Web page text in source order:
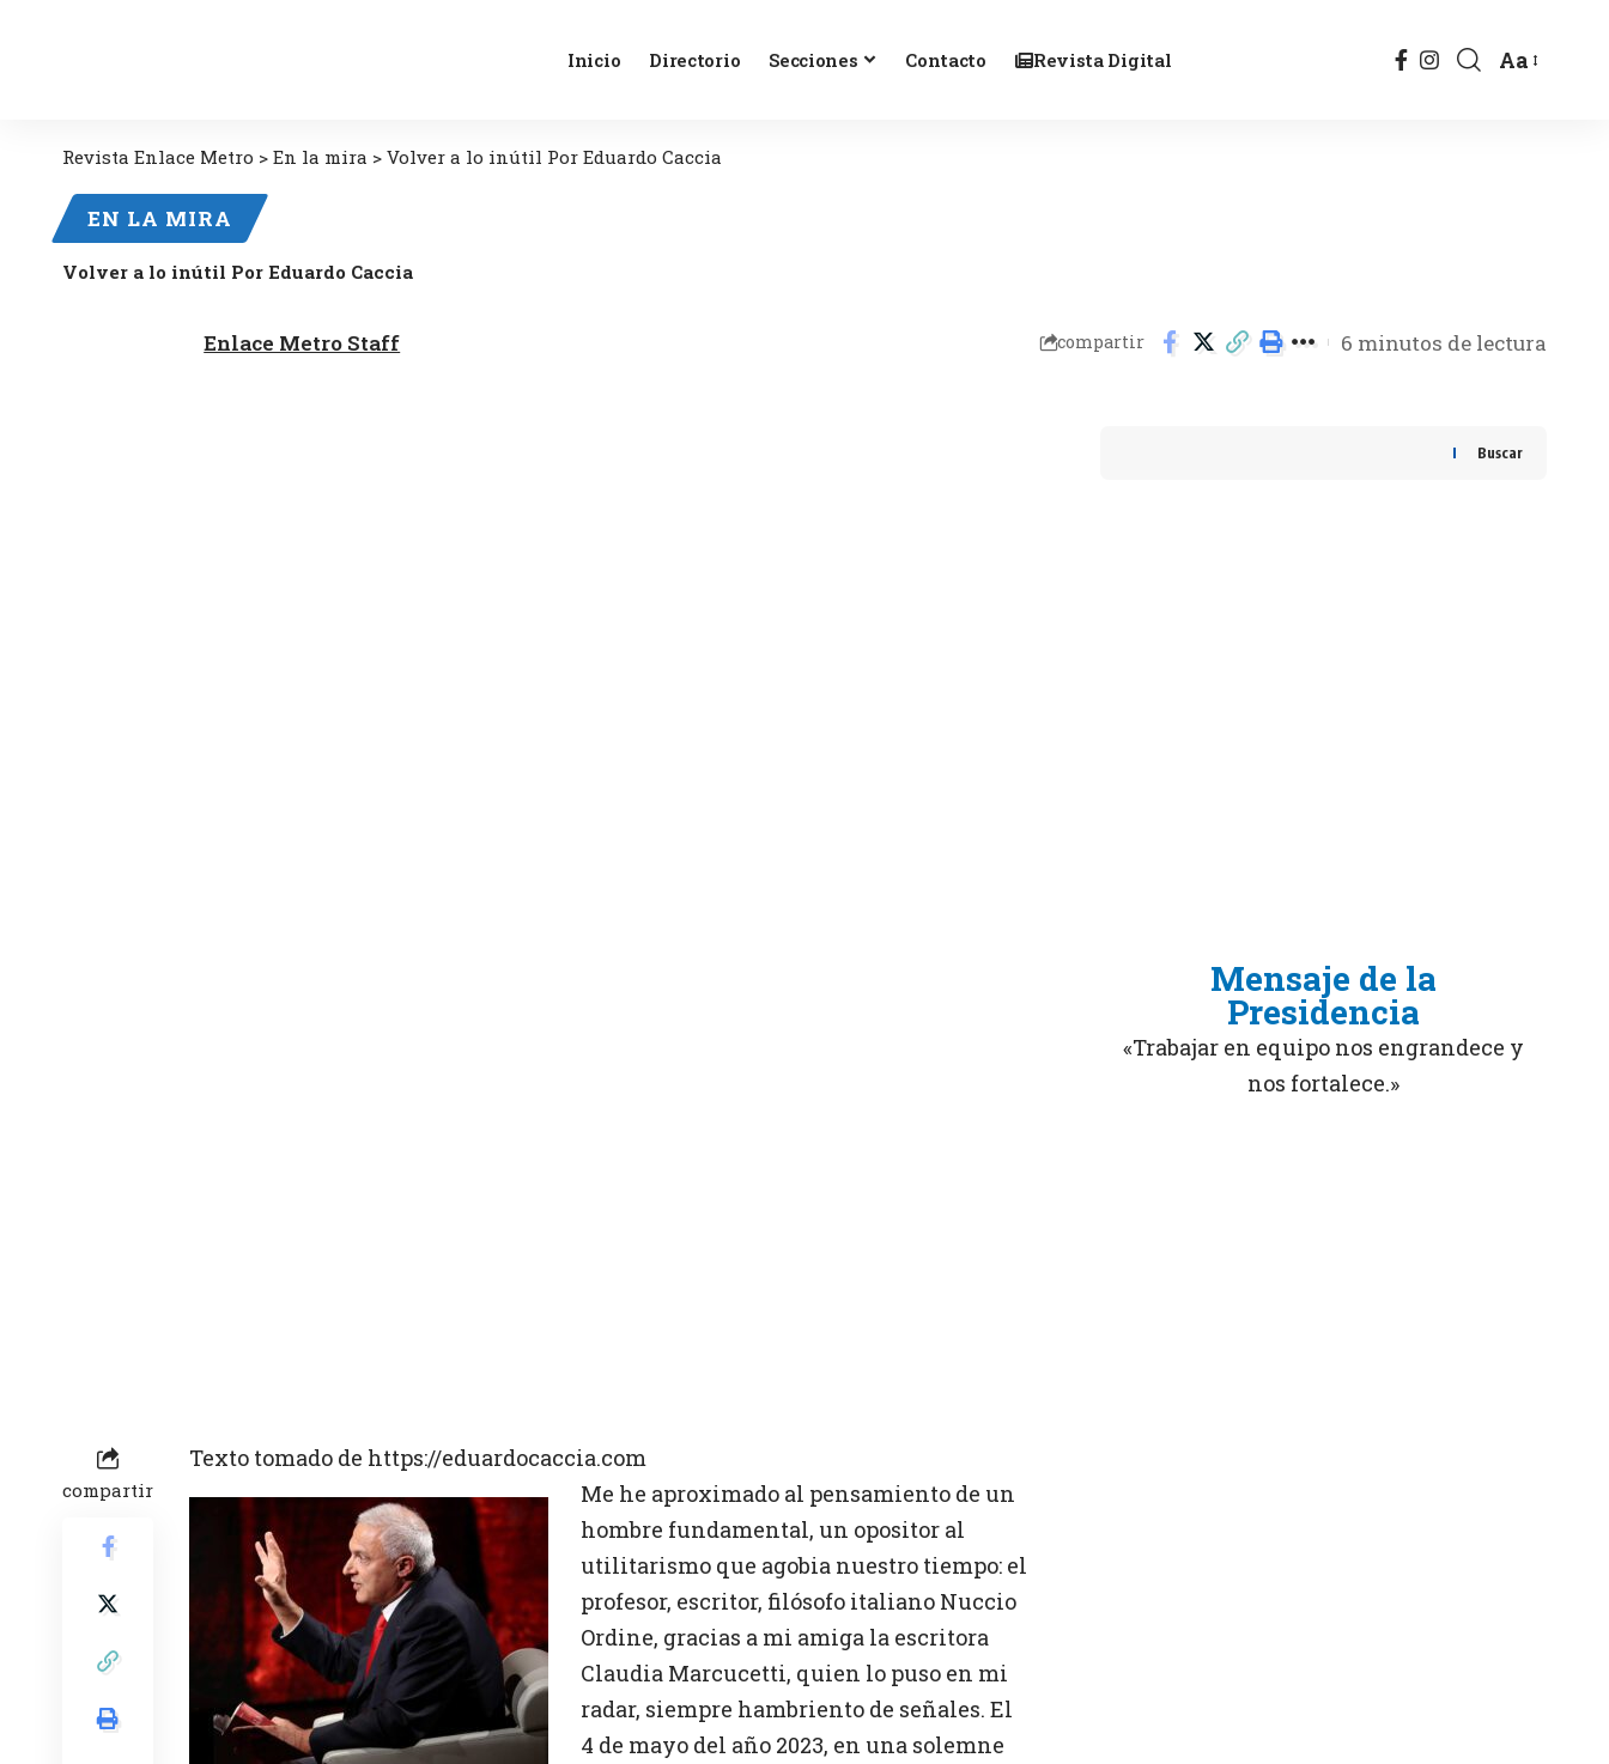
Inicio Directorio Secciones Contacto Revista Digital Aa
Revista Enlace Metro > En la mira > Volver a lo inútil Por Eduardo Caccia
EN LA MIRA
Volver a lo inútil Por Eduardo Caccia
Enlace Metro Staff compartir 6 minutos de lectura
compartir
Texto tomado de https://eduardocaccia.com
Me he aproximado al pensamiento de un
hombre fundamental, un opositor al
utilitarismo que agobia nuestro tiempo: el
profesor, escritor, filósofo italiano Nuccio
Ordine, gracias a mi amiga la escritora
Claudia Marcucetti, quien lo puso en mi
radar, siempre hambriento de señales. El
4 de mayo del año 2023, en una solemne
Buscar
Mensaje de la
Presidencia
«Trabajar en equipo nos engrandece y
nos fortalece.»